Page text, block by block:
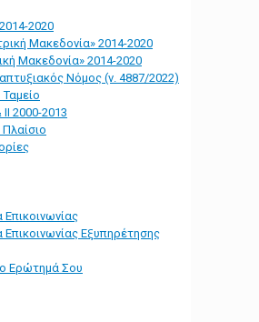
2020
Μακεδονία» 2014-2020
Μακεδονία» 2014-2020
Νόμος (ν. 4887/2022)
2000-2013
Επικοινωνίας
Επικοινωνίας Εξυπηρέτησης
Ερώτημά Σου